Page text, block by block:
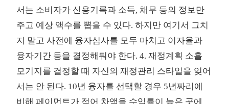
서는 소비자가 신용기록과 소득, 채무 등의 정보만
주고 예상 액수를 뽑을 수 있다. 하지만 여기서 그치
지 말고 사전에 융자심사를 모두 마치고 이자율과
융자기간 등을 결정해둬야 한다. 4. 재정계획 소홀
모기지를 결정할 때 자신의 재정관리 스타일을 잊어
서는 안 된다. 10년 융자를 선택할 경우 5년짜리에
비해 페이먼트가 적어 차액을 수익률이 높은 곳에